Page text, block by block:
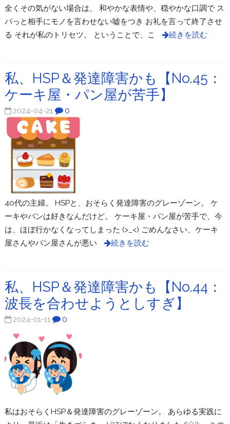
全くその気がない場合は、 和やかな表情や、穏やかな口調で ス
パっと相手にモノを言わせない嘘をつき お礼を言って終了させ
る それが私のトリセツ。 ということで、こ
続きを読む
私、HSP＆発達障害かも【No.45：
ケーキ屋・パン屋が苦手】
2024-04-21 0
40代の主婦。 HSPと、おそらく発達障害のグレーゾーン。 ケ
ーキやパンは好きなんだけど。 ケーキ屋・パン屋が苦手で、今
は、ほぼ行かなくなってしまった (>_<) ごめんなさい、ケーキ
屋さんやパン屋さんが悪い
続きを読む
私、HSP＆発達障害かも【No.44：
波長を合わせようとしすぎ】
2024-01-11 0
私はおそらくHSP＆発達障害のグレーゾーン。 あらゆる実践に